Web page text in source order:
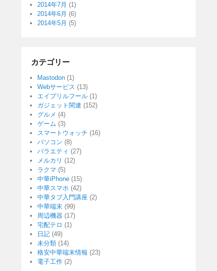
2014年7月 (1)
2014年6月 (6)
2014年5月 (5)
カテゴリー
Mastodon (1)
Webサービス (13)
エイプリルフール (1)
ガジェット関連 (152)
グルメ (4)
ゲーム (3)
スマートウォッチ (16)
パソコン (8)
バラエティ (27)
メルカリ (12)
ラクマ (5)
中華iPhone (15)
中華スマホ (42)
中華タブ入門講座 (2)
中華端末 (99)
周辺機器 (17)
宅配テロ (1)
日記 (49)
未分類 (14)
格安中華端末情報 (23)
電子工作 (2)